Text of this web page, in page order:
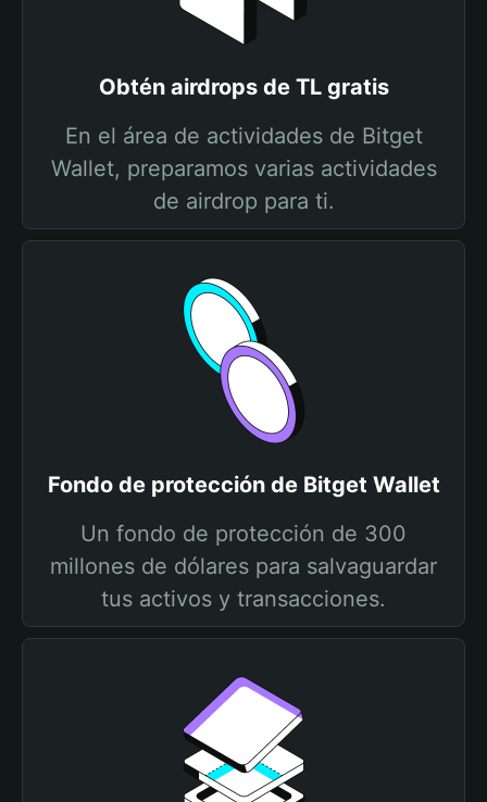
Obtén airdrops de TL gratis
En el área de actividades de Bitget
Wallet, preparamos varias actividades
de airdrop para ti.
Fondo de protección de Bitget Wallet
Un fondo de protección de 300
millones de dólares para salvaguardar
tus activos y transacciones.